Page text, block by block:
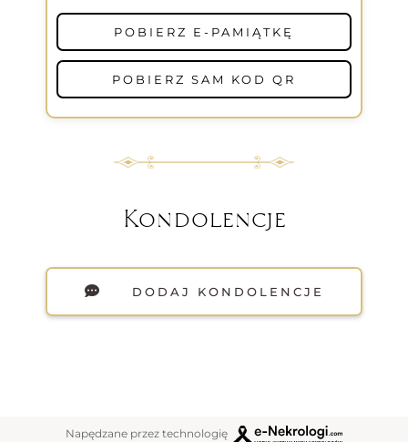
POBIERZ E-PAMIĄTKĘ
POBIERZ SAM KOD QR
Kondolencje
DODAJ KONDOLENCJE
Napędzane przez technologię